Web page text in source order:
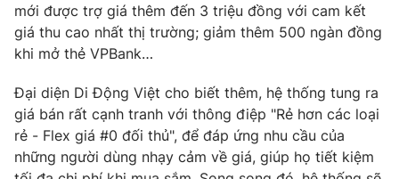
mới được trợ giá thêm đến 3 triệu đồng với cam kết
giá thu cao nhất thị trường; giảm thêm 500 ngàn đồng
khi mở thẻ VPBank…
Đại diện Di Động Việt cho biết thêm, hệ thống tung ra
giá bán rất cạnh tranh với thông điệp "Rẻ hơn các loại
rẻ - Flex giá #0 đối thủ", để đáp ứng nhu cầu của
những người dùng nhạy cảm về giá, giúp họ tiết kiệm